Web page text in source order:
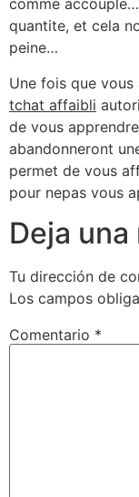
comme
quantite, et cela
peine…
Une fois que
tchat affaibli
de vous
abandonneront
permet de vous
pour nepas vous
Deja
Tu dirección de
Los campos
Comentario *